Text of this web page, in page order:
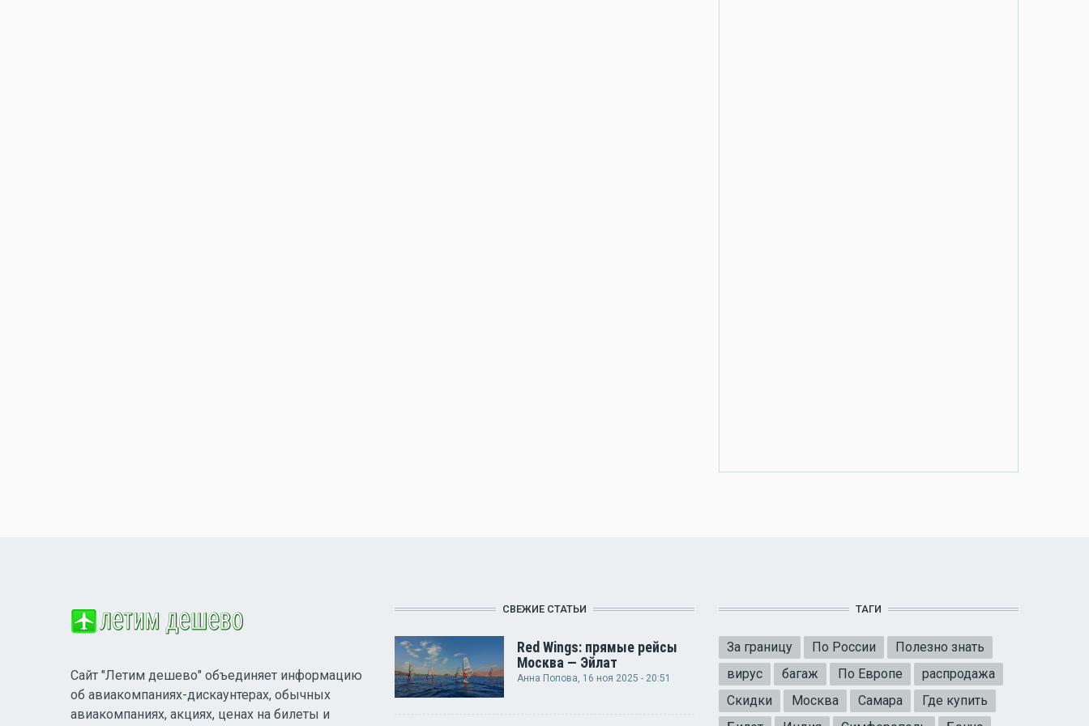
Сайт "Летим дешево" объединяет информацию
об авиакомпаниях-дискаунтерах, обычных
авиакомпаниях, акциях, ценах на билеты и
СВЕЖИЕ СТАТЬИ
Red Wings: прямые рейсы
Москва — Эйлат
Анна Попова, 16 ноя 2025 - 20:51
ТАГИ
За границу По России
Полезно знать
вирус
багаж По Европе
распродажа
Скидки
Москва Самара
Где купить